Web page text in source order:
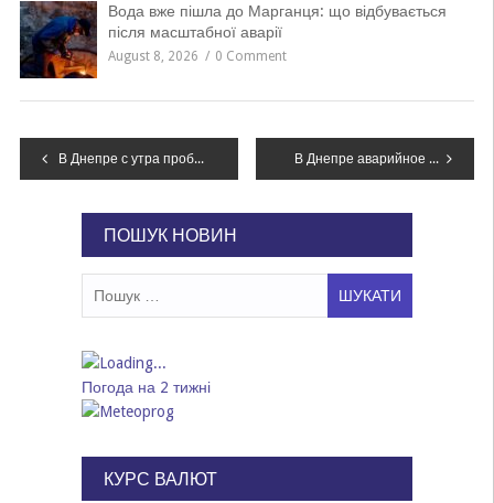
Вода вже пішла до Марганця: що відбувається
після масштабної аварії
August 8, 2026 0 Comment
Навігація
В Днепре с утра пробки из-за нескольких аварий, – ФОТО В Днепре аварийное отключение воды на левом берегу: ищите свой адрес
ПОШУК НОВИН
Погода на 2 тижні
КУРС ВАЛЮТ